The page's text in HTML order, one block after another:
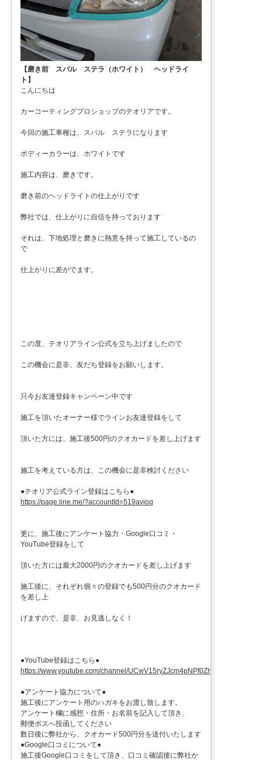
【磨き前 スバル ステラ（ホワイト） ヘッドライ
ト】
こんにちは
カーコーティングプロショップのテオリアです。
今回の施工車種は、スバル ステラになります
ボディーカラーは、ホワイトです
施工内容は、磨きです。
磨き前のヘッドライトの仕上がりです
弊社では、仕上がりに自信を持っております
それは、下地処理と磨きに熱意を持って施工しているの
で
仕上がりに差がでます。
この度、テオリアライン公式を立ち上げましたので
この機会に是非、友だち登録をお願いします。
只今お友達登録キャンペーン中です
施工を頂いたオーナー様でラインお友達登録をして
頂いた方には、施工後500円のクオカードを差し上げます
施工を考えている方は、この機会に是非検討ください
●テオリア公式ライン登録はこちら●
https://page.line.me/?accountId=519avioq
更に、施工後にアンケート協力・Google口コミ・
YouTube登録をして
頂いた方には最大2000円のクオカードを差し上げます
施工後に、それぞれ個々の登録でも500円分のクオカード
を差し上
げますので、是非、お見逃しなく！
●YouTube登録はこちら●
https://www.youtube.com/channel/UCwV15ryZJcm4pNPf0ZhXu9g
●アンケート協力について●
施工後にアンケート用のハガキをお渡し致します。
アンケート欄に感想・住所・お名前を記入して頂き、
郵便ポスへ投函してください
数日後に弊社から、クオカード500円分を送付いたします
●Google口コミについて●
施工後Google口コミをして頂き、口コミ確認後に弊社か